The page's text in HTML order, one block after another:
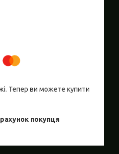
Тепер ви можете купити
покупця